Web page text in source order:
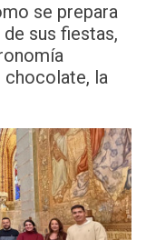
se prepara
sus fiestas,
chocolate, la